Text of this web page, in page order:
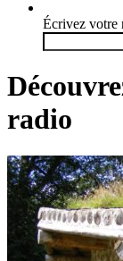
Écrivez votre
radio